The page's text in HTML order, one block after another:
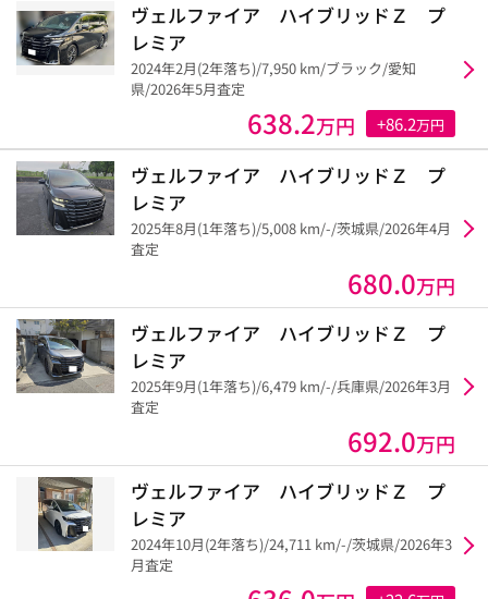
ヴェルファイア ハイブリッドＺ プ
レミア
2024年2月(2年落ち)/7,950 km/ブラック/愛知
県/2026年5月査定
638.2万円 +86.2万円
ヴェルファイア ハイブリッドＺ プ
レミア
2025年8月(1年落ち)/5,008 km/-/茨城県/2026年4月
査定
680.0万円
ヴェルファイア ハイブリッドＺ プ
レミア
2025年9月(1年落ち)/6,479 km/-/兵庫県/2026年3月
査定
692.0万円
ヴェルファイア ハイブリッドＺ プ
レミア
2024年10月(2年落ち)/24,711 km/-/茨城県/2026年3
月査定